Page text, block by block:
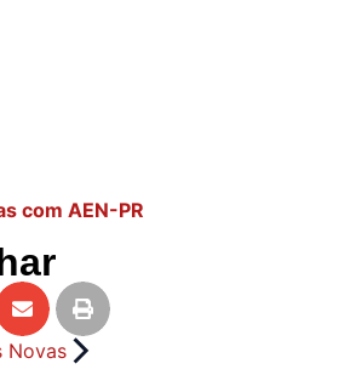
com AEN-PR
Novas